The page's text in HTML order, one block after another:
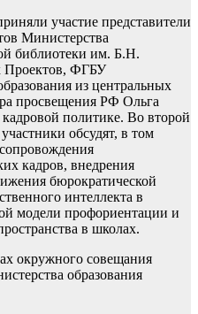
участие представители
Министерства
библиотеки им. Б.Н.
Проектов, ФГБУ
из центральных
просвещения РФ Ольга
политике. Во второй
обсудят, в том
кадров, внедрения
бюрократической
интеллекта в
модели профориентации и
в школах.
окружного совещания
образования